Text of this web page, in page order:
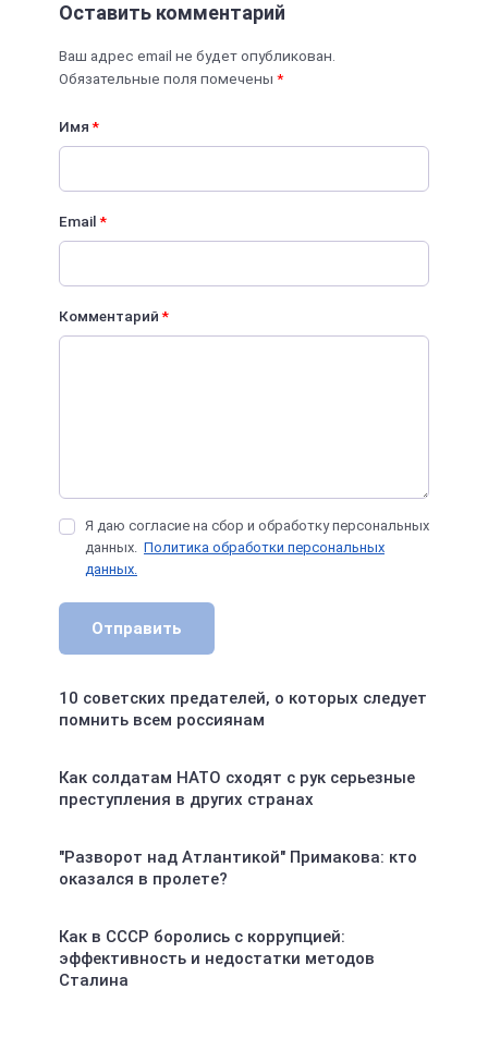
Оставить комментарий
Ваш адрес email не будет опубликован.
Обязательные поля помечены *
Имя*
Email*
Комментарий*
Я даю согласие на сбор и обработку персональных
данных. Политика обработки персональных
данных.
Отправить
10 советских предателей, о которых следует
помнить всем россиянам
Как солдатам НАТО сходят с рук серьезные
преступления в других странах
"Разворот над Атлантикой" Примакова: кто
оказался в пролете?
Как в СССР боролись с коррупцией:
эффективность и недостатки методов
Сталина